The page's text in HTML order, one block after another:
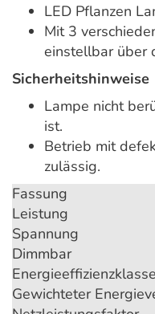
LED Pflanzen
Mit 3
einstellbar über
Sicherheitshinweise
Lampe nicht
ist.
Betrieb mit
zulässig.
Fassung
Leistung
Spannung
Dimmbar
Gewichteter